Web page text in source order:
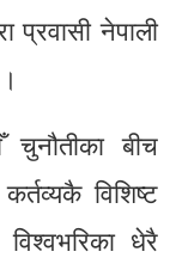
प्रवासी नेपाली
बीच
विशिष्ट
धेरै